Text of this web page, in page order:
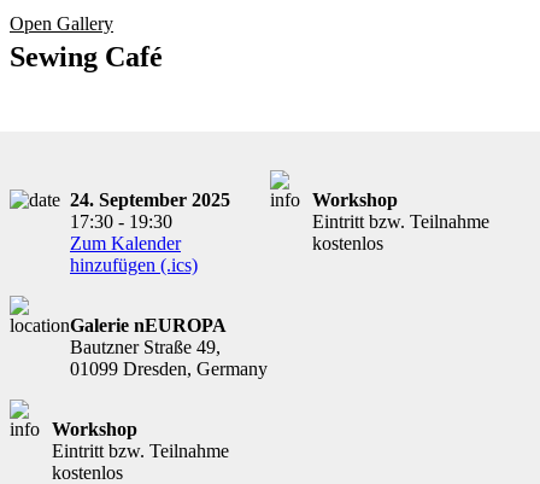
Open Gallery
Sewing Café
24. September 2025
17:30 - 19:30
Zum Kalender
hinzufügen (.ics)
Galerie nEUROPA
Bautzner Straße 49,
01099 Dresden, Germany
Workshop
Eintritt bzw. Teilnahme
kostenlos
Workshop
Eintritt bzw. Teilnahme
kostenlos